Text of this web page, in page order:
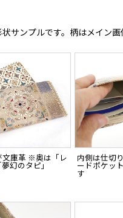
サンプルです。柄はメイン画
文庫革 ※奥は「レ
幻のタピ」
内側は仕切
ードポケッ
す